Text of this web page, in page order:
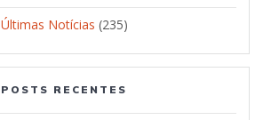
Últimas Notícias (235)
POSTS RECENTES